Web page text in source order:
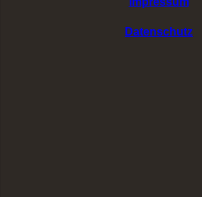
Datenschutz